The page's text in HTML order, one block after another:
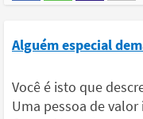
Alguém especial
Você é isto que
Uma pessoa de